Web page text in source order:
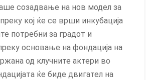
созадвање на нов модел за
кој ќе се врши инкубација
потребни за градот и
основање на фондација на
од клучните актери во
ќе биде двигател на